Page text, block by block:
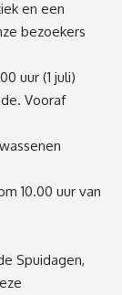
en een
bezoekers
uur (1 juli)
Vooraf
10.00 uur van
Spuidagen,